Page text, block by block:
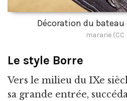
Décoration du bateau
mararie (CC
Le style Borre
Vers le milieu du IXe
sa grande entrée,